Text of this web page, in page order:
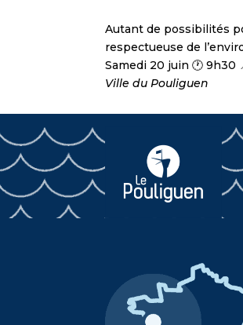
Autant de possibilités
respectueuse de
Samedi 20 juin 🕐 9h30
Ville du Pouliguen